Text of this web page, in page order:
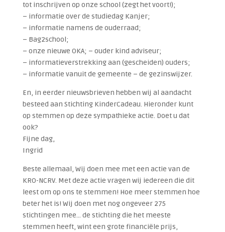
tot inschrijven op onze school (zegt het voort!);
– informatie over de studiedag Kanjer;
– informatie namens de ouderraad;
– Bag2school;
– onze nieuwe OKA; – ouder kind adviseur;
– informatieverstrekking aan (gescheiden) ouders;
– informatie vanuit de gemeente – de gezinswijzer.
En, in eerder nieuwsbrieven hebben wij al aandacht
besteed aan Stichting KinderCadeau. Hieronder kunt
op stemmen op deze sympathieke actie. Doet u dat
ook?
Fijne dag,
Ingrid
Beste allemaal, Wij doen mee met een actie van de
KRO-NCRV. Met deze actie vragen wij iedereen die dit
leest om op ons te stemmen! Hoe meer stemmen hoe
beter het is! Wij doen met nog ongeveer 275
stichtingen mee… de stichting die het meeste
stemmen heeft, wint een grote financiële prijs,